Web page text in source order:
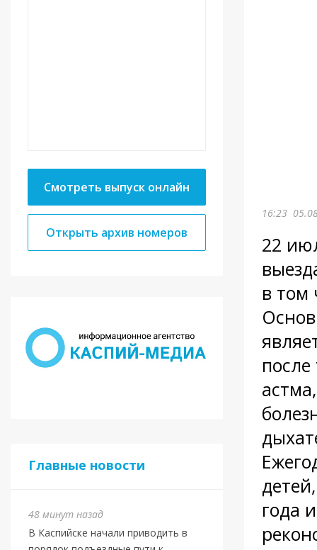
Смотреть выпуск онлайн
Открыть архив номеров
Главные новости
48 минут назад
В Каспийске начали приводить в
16:23
22
в том
года